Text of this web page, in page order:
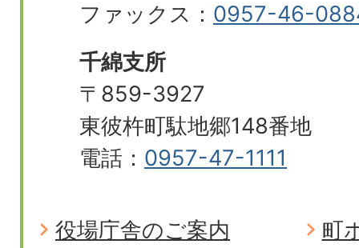
ファックス： 0957-46-
千綿支所
〒859-3927
東彼杵町駄地郷148番地
電話： 0957-47-1111
役場庁舎のご案内
町